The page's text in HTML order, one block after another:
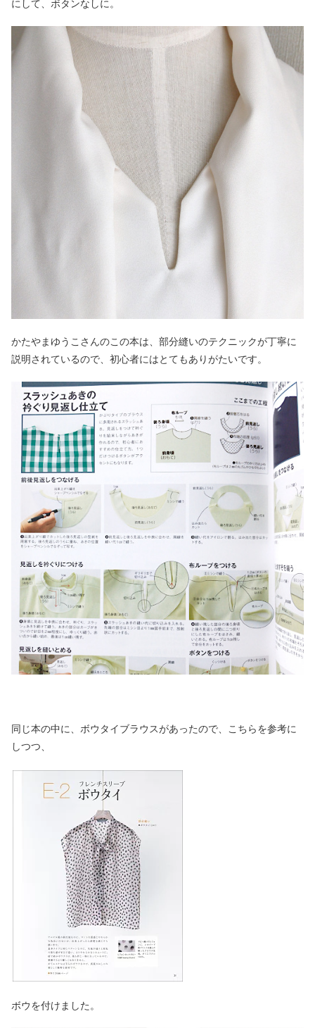
にして、ボタンなしに。
かたやまゆうこさんのこの本は、部分縫いのテクニックが丁寧に
説明されているので、初心者にはとてもありがたいです。
同じ本の中に、ボウタイブラウスがあったので、こちらを参考に
しつつ、
ボウを付けました。